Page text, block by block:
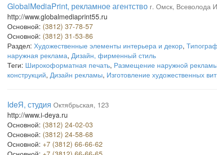
GlobalMediaPrint, рекламное агентство г. Омск, Всеволода
http://www.globalmediaprint55.ru
Основной: (3812) 37-78-57
Основной: (3812) 31-53-86
Раздел: Художественные элементы интерьера и декор,
наружная реклама, Дизайн, фирменный стиль
Теги: Широкоформатная печать, Размещение наружной
конструкций, Дизайн рекламы, Изготовление художественных
IdeЯ, студия Октябрьская, 123
http://www.i-deya.ru
Основной: (3812) 24-02-03
Основной: (3812) 24-58-68
Основной: +7 (3812) 66-66-62